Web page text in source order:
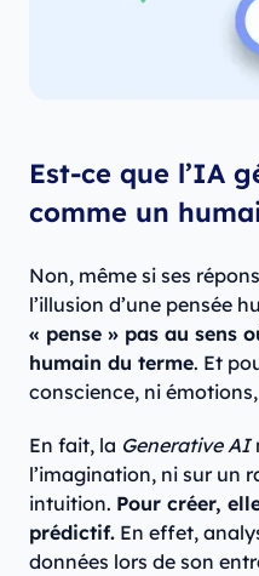
Est-ce que l’IA
comme un
Non, même si ses
l’illusion d’une pensée
« pense » pas au sens
humain du terme. Et
conscience, ni
En fait, la Generative AI
l’imagination, ni sur un
intuition. Pour créer,
prédictif. En effet,
données lors de son